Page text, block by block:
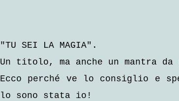
"TU SEI LA MAGIA".
Un titolo, ma anche un mantra
Ecco perché ve lo consiglio e
lo sono stata io!